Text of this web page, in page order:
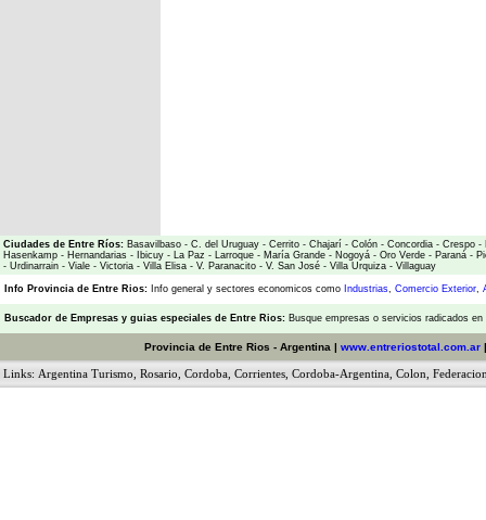
Ciudades de Entre Ríos: Basavilbaso - C. del Uruguay - Cerrito - Chajarí - Colón - Concordia - Crespo -
Hasenkamp - Hernandarias - Ibicuy - La Paz - Larroque - María Grande - Nogoyá - Oro Verde - Paraná -
- Urdinarrain - Viale - Victoria - Villa Elisa - V. Paranacito - V. San José - Villa Urquiza - Villaguay
Info Provincia de Entre Rios: Info general y sectores economicos como Industrias, Comercio Exterior,
Buscador de Empresas y guias especiales de Entre Rios: Busque empresas o servicios radicados
Provincia de Entre Rios - Argentina | www.entreriostotal.com.ar
Links: Argentina Turismo Rosario Cordoba Corrientes Cordoba-Argentina Colon